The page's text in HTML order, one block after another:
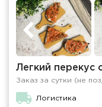
Легкий перекус
Заказ за сутки (не
Логистика